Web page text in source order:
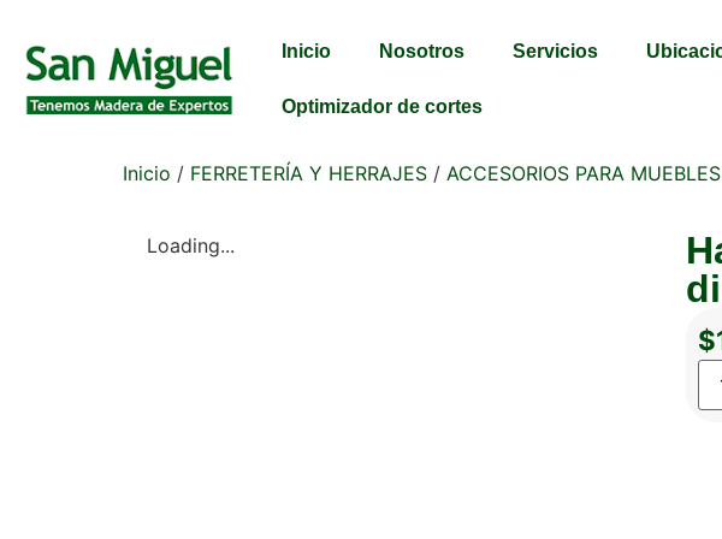
Inicio Nosotros Servicios
Optimizador de cortes
Inicio / FERRETERÍA Y HERRAJES / ACCESORIOS PARA MUEBLES
Loading...
$